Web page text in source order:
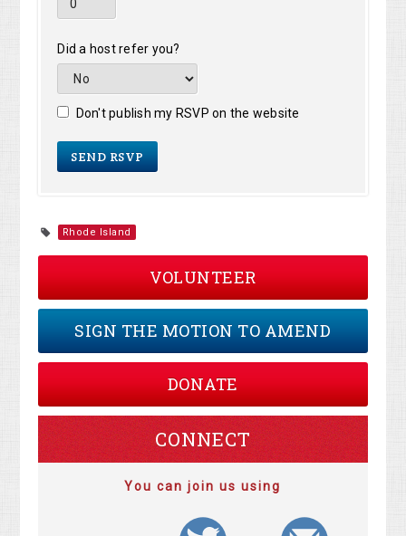
Did a host refer you?
Don't publish my RSVP on the website
Rhode Island
VOLUNTEER
SIGN THE MOTION TO AMEND
DONATE
CONNECT
You can join us using